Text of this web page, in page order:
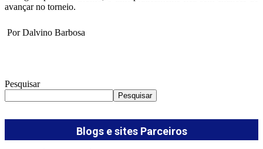
avançar no torneio.
Por Dalvino Barbosa
Pesquisar
Pesquisar
Blogs e sites Parceiros